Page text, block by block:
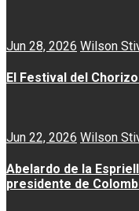
Jun 28, 2026 Wilson
El Festival del
Jun 22, 2026 Wilson
Abelardo de la
presidente de